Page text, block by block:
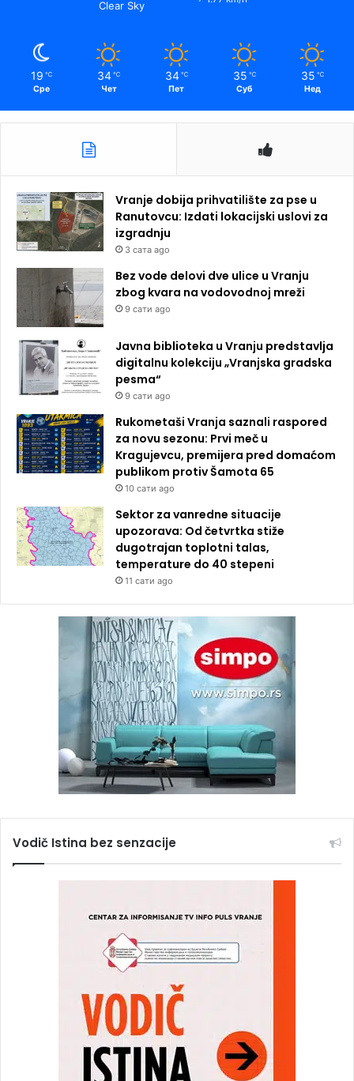
Clear Sky
19 ℃
Сре
34 ℃
Чет
34 ℃
Пет
35 ℃
Суб
35 ℃
Нед
Vranje dobija prihvatilište za pse u
Ranutovcu: Izdati lokacijski uslovi za
izgradnju
3 сата ago
Bez vode delovi dve ulice u Vranju
zbog kvara na vodovodnoj mreži
9 сати ago
Javna biblioteka u Vranju predstavlja
digitalnu kolekciju „Vranjska gradska
pesma“
9 сати ago
Rukometaši Vranja saznali raspored
za novu sezonu: Prvi meč u
Kragujevcu, premijera pred domaćom
publikom protiv Šamota 65
10 сати ago
Sektor za vanredne situacije
upozorava: Od četvrtka stiže
dugotrajan toplotni talas,
temperature do 40 stepeni
11 сати ago
Vodič Istina bez senzacije